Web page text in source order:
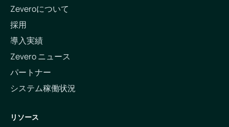
Zeveroについて
採用
導入実績
Zevero ニュース
パートナー
システム稼働状況
リソース